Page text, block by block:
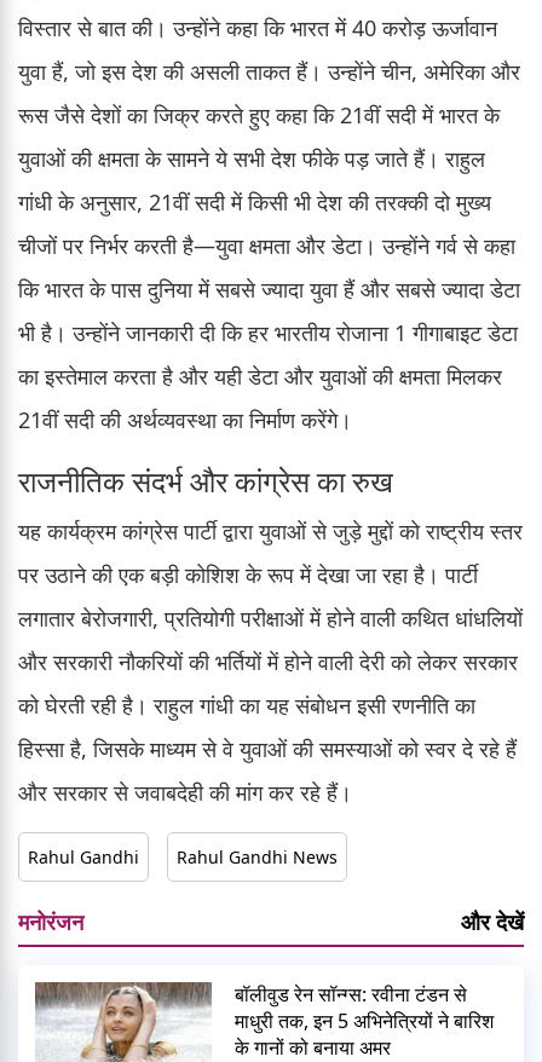
विस्तार से बात की। उन्होंने कहा कि भारत में 40 करोड़ ऊर्जावान
युवा हैं, जो इस देश की असली ताकत हैं। उन्होंने चीन, अमेरिका और
रूस जैसे देशों का जिक्र करते हुए कहा कि 21वीं सदी में भारत के
युवाओं की क्षमता के सामने ये सभी देश फीके पड़ जाते हैं। राहुल
गांधी के अनुसार, 21वीं सदी में किसी भी देश की तरक्की दो मुख्य
चीजों पर निर्भर करती है—युवा क्षमता और डेटा। उन्होंने गर्व से कहा
कि भारत के पास दुनिया में सबसे ज्यादा युवा हैं और सबसे ज्यादा डेटा
भी है। उन्होंने जानकारी दी कि हर भारतीय रोजाना 1 गीगाबाइट डेटा
का इस्तेमाल करता है और यही डेटा और युवाओं की क्षमता मिलकर
21वीं सदी की अर्थव्यवस्था का निर्माण करेंगे।
राजनीतिक संदर्भ और कांग्रेस का रुख
यह कार्यक्रम कांग्रेस पार्टी द्वारा युवाओं से जुड़े मुद्दों को राष्ट्रीय स्तर
पर उठाने की एक बड़ी कोशिश के रूप में देखा जा रहा है। पार्टी
लगातार बेरोजगारी, प्रतियोगी परीक्षाओं में होने वाली कथित धांधलियों
और सरकारी नौकरियों की भर्तियों में होने वाली देरी को लेकर सरकार
को घेरती रही है। राहुल गांधी का यह संबोधन इसी रणनीति का
हिस्सा है, जिसके माध्यम से वे युवाओं की समस्याओं को स्वर दे रहे हैं
और सरकार से जवाबदेही की मांग कर रहे हैं।
Rahul Gandhi Rahul Gandhi News
मनोरंजन और देखें
बॉलीवुड रेन सॉन्ग्स: रवीना टंडन से
माधुरी तक, इन 5 अभिनेत्रियों ने बारिश
के गानों को बनाया अमर